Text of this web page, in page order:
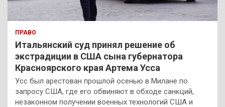
ПРАВО
Итальянский суд принял решение об
экстрадиции в США сына губернатора
Красноярского края Артема Усса
Усс был арестован прошлой осенью в Милане по
запросу США, где его обвиняют в обходе санкций,
незаконном получении военных технологий США и